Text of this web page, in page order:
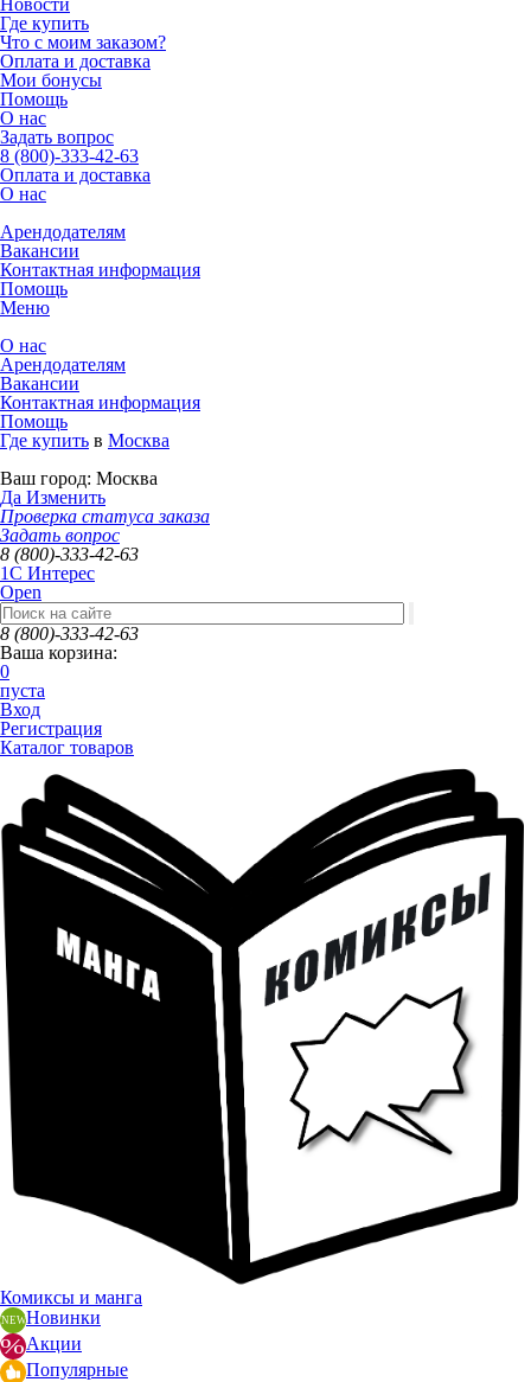
Где купить
Что с моим заказом?
Оплата и доставка
Мои бонусы
Помощь
О нас
Задать вопрос
8 (800)-333-42-63
Оплата и доставка
О нас
Арендодателям
Вакансии
Контактная информация
Помощь
Меню
О нас
Арендодателям
Вакансии
Контактная информация
Помощь
Где купить в Москва
Ваш город: Москва
Да Изменить
Проверка статуса заказа
Задать вопрос
8 (800)-333-42-63
1C Интерес
Open
8 (800)-333-42-63
Ваша корзина:
0
пуста
Вход
Регистрация
Каталог товаров
Комиксы и манга
Новинки
Акции
Популярные